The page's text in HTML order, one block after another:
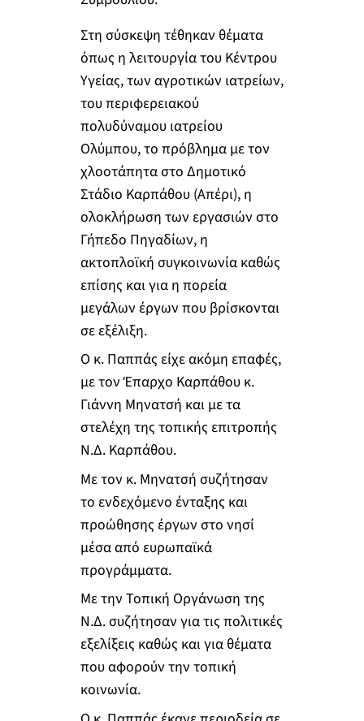
Στη σύσκεψη τέθηκαν θέματα
όπως η λειτουργία του Κέντρου
Υγείας, των αγροτικών ιατρείων,
του περιφερειακού
πολυδύναμου ιατρείου
Ολύμπου, το πρόβλημα με τον
χλοοτάπητα στο Δημοτικό
Στάδιο Καρπάθου (Απέρι), η
ολοκλήρωση των εργασιών στο
Γήπεδο Πηγαδίων, η
ακτοπλοϊκή συγκοινωνία καθώς
επίσης και για η πορεία
μεγάλων έργων που βρίσκονται
σε εξέλιξη.
Ο κ. Παππάς είχε ακόμη επαφές,
με τον Έπαρχο Καρπάθου κ.
Γιάννη Μηνατσή και με τα
στελέχη της τοπικής επιτροπής
Ν.Δ. Καρπάθου.
Με τον κ. Μηνατσή συζήτησαν
το ενδεχόμενο ένταξης και
προώθησης έργων στο νησί
μέσα από ευρωπαϊκά
προγράμματα.
Με την Τοπική Οργάνωση της
Ν.Δ. συζήτησαν για τις πολιτικές
εξελίξεις καθώς και για θέματα
που αφορούν την τοπική
κοινωνία.